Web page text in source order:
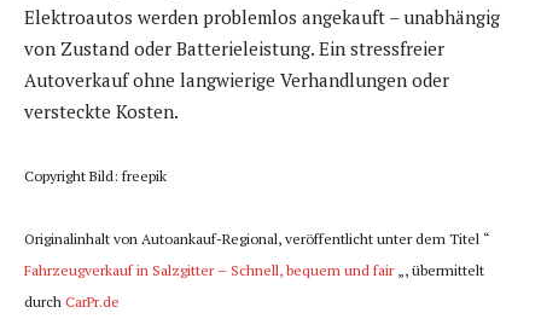
Elektroautos werden problemlos angekauft – unabhängig
von Zustand oder Batterieleistung. Ein stressfreier
Autoverkauf ohne langwierige Verhandlungen oder
versteckte Kosten.
Copyright Bild: freepik
Originalinhalt von Autoankauf-Regional, veröffentlicht unter dem Titel “
Fahrzeugverkauf in Salzgitter – Schnell, bequem und fair„, übermittelt
durch CarPr.de